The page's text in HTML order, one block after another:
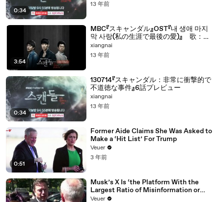
0:34
13 年前
3:54
MBC『スキャンダル』OST『내 생애 마지
막 사랑(私の生涯で最後の愛)』 歌：더
포지션(The Position)
xiangnai
13 年前
0:34
130714『スキャンダル：非常に衝撃的で
不道徳な事件』6話プレビュー
xiangnai
13 年前
0:51
Former Aide Claims She Was Asked to
Make a ‘Hit List’ For Trump
Veuer
3 年前
Musk’s X Is ‘the Platform With the
Largest Ratio of Misinformation or
Disinformation’ Amongst All Social
Veuer